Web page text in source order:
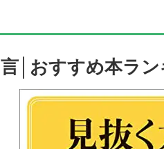
言│おすすめ本ラ